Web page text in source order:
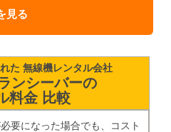
見る
た 無線機レンタル会社
ンシーバーの
料金 比較
要になった場合でも、コスト